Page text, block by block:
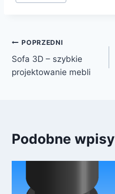
Nawigacja
wpisu
POPRZEDNI
Sofa 3D – szybkie
projektowanie mebli
Podobne wpisy